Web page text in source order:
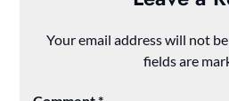
Your email address will not
fields are